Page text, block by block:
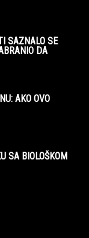
SAZNALO SE
DA
AKO OVO
SA BIOLOŠKOM